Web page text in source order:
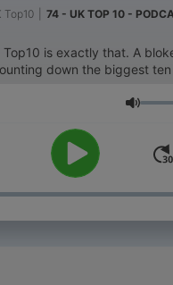
Top10 74 - UK TOP 10 -
is exactly that. A
down the biggest ten
Volum